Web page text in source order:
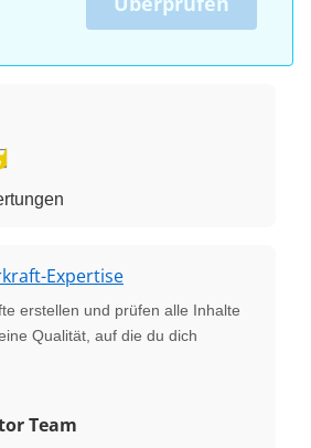
Expertise
erstellen und prüfen alle Inhalte
Qualität, auf die du dich
Team